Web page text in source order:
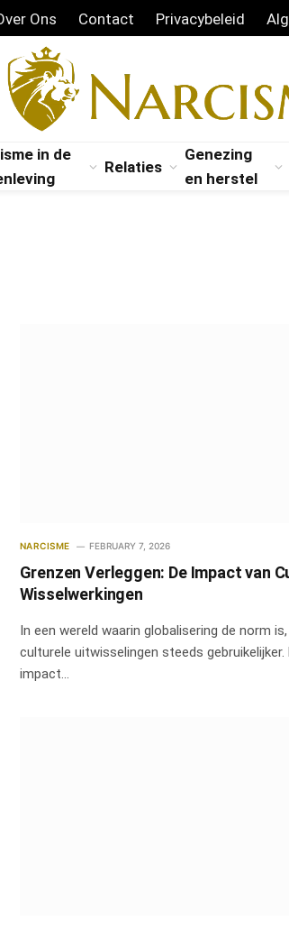
Ons Contact Privacybeleid
in de
Relaties
Genezing
en herstel
NARCISME FEBRUARY 7, 2026
Grenzen Verleggen: De Impact van
Wisselwerkingen
In een wereld waarin globalisering de norm
culturele uitwisselingen steeds gebruikelijker.
impact…